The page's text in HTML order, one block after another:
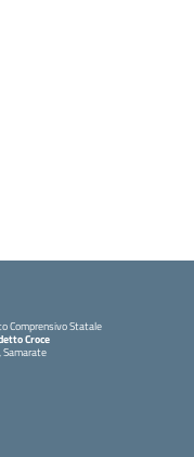
Comprensivo Statale
Croce
Samarate